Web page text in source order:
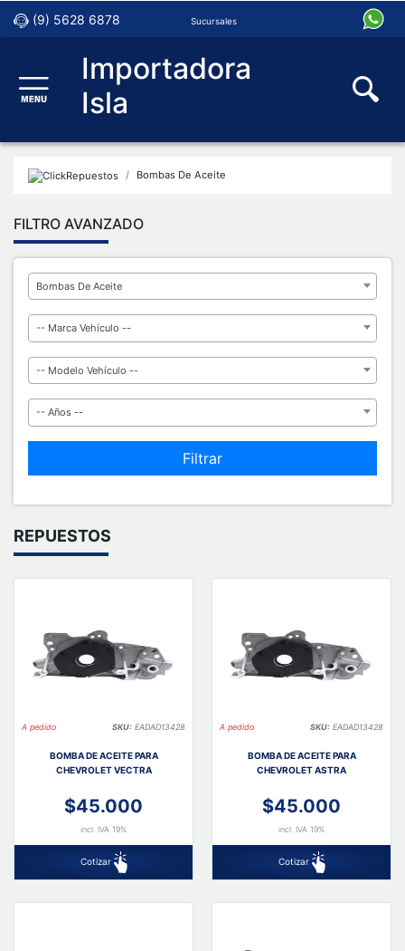
(9) 5628 6878 Sucursales
Importadora
Isla
Bombas De Aceite
FILTRO AVANZADO
Bombas De Aceite
-- Marca Vehículo --
-- Modelo Vehículo --
-- Años --
Filtrar
REPUESTOS
A pedido SKU: EADAD13428
BOMBA DE ACEITE PARA
CHEVROLET VECTRA
$45.000
incl. IVA 19%
Cotizar
A pedido SKU: EADAD13428
BOMBA DE ACEITE PARA
CHEVROLET ASTRA
$45.000
incl. IVA 19%
Cotizar